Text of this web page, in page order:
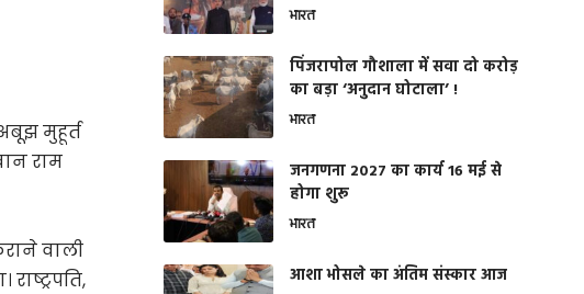
मुहूर्त
राम
वाली
भारत
​पिंजरापोल गौशाला में सवा दो करोड़
का बड़ा ‘अनुदान घोटाला’ !
भारत
जनगणना 2027 का कार्य 16 मई से
होगा शुरू
भारत
आशा भोसले का अंतिम संस्कार आज